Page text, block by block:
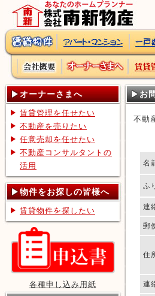
お
不動
名
ふ
連
郵
住
連
オーナーさまへ
賃貸管理を任せたい
不動産を売りたい
任意売却を任せたい
不動産コンサルタントの
活用
物件をお探しの皆様へ
賃貸物件を探したい
各種申し込み用紙